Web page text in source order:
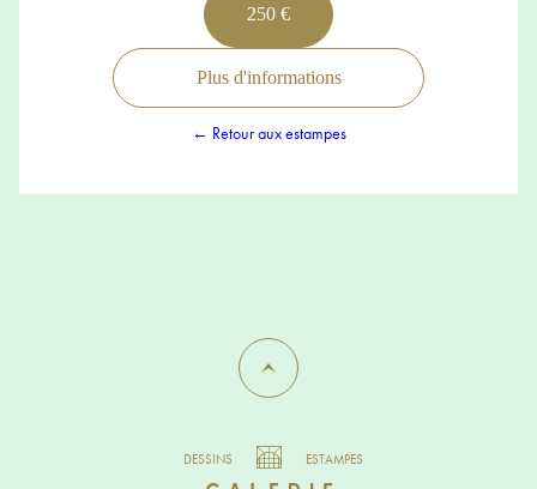
250 €
Plus d'informations
← Retour aux estampes
DESSINS ESTAMPES